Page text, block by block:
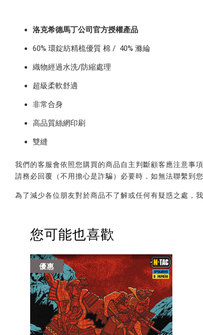
洛克希德馬丁公司官方授權產品
60% 環錠紡精梳優質 棉 / 40% 滌綸
織物經過水洗/防縮處理
超級柔軟舒適
非常合身
高品質絲網印刷
雙縫
我們的客服會依照您購買的商品自主判斷顧客應注意
請務必回覆（不用擔心是詐騙）必要時，如無法聯繫到
為了減少各位朋友對於商品不了解或任何有疑惑之處，
您可能也喜歡
優惠